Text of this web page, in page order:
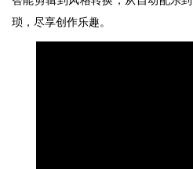
琐，尽享创作乐趣。